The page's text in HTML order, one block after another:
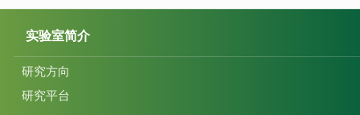
实验室简介
研究方向
研究平台